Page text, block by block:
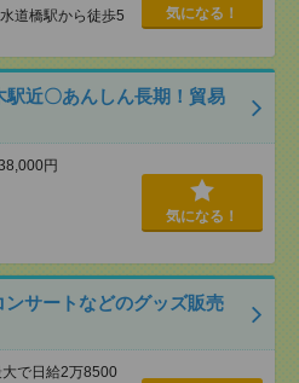
水道橋駅から徒歩5
気になる！
駅近〇あんしん長期！貿易
円
気になる！
ンサートなどのグッズ販売
で日給2万8500